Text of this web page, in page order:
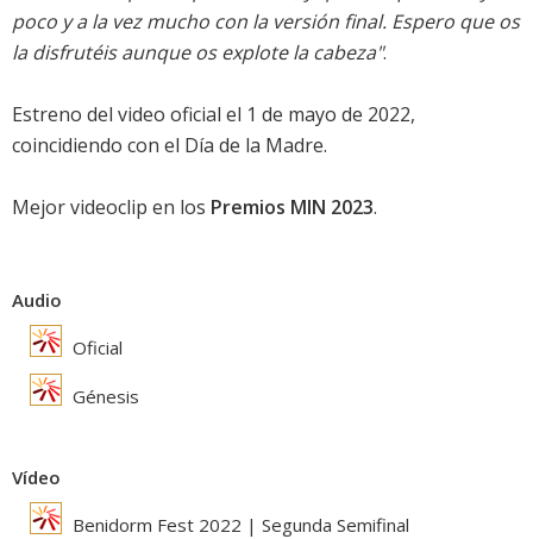
poco y a la vez mucho con la versión final. Espero que os
la disfrutéis aunque os explote la cabeza".
Estreno del video oficial el 1 de mayo de 2022,
coincidiendo con el Día de la Madre.
Mejor videoclip en los Premios MIN 2023.
Audio
Oficial
Génesis
Vídeo
Benidorm Fest 2022 | Segunda Semifinal